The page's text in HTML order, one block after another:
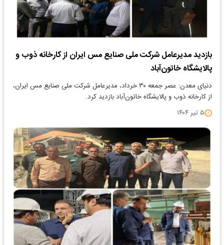
بازدید مدیرعامل شرکت ملی صنایع مس ایران از کارخانه ذوب و
پالایشگاه خاتون‌آباد
دنیای معدن: عصر جمعه ۳۰ خرداد، مدیرعامل شرکت ملی صنایع مس ایران،
از کارخانه ذوب و پالایشگاه خاتون‌آباد بازدید کرد.
۵ تیر ۱۴۰۴